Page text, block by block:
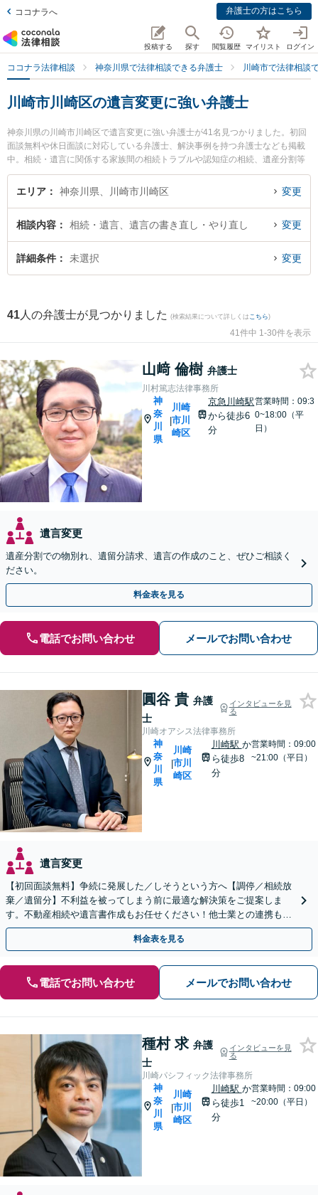
ココナラへ 弁護士の方はこちら
投稿する 探す 閲覧履歴 マイリスト ログイン
ココナラ法律相談 神奈川県で法律相談できる弁護士 川崎市で法律相談
川崎市川崎区の遺言変更に強い弁護士
神奈川県の川崎市川崎区で遺言変更に強い弁護士が41名見つかりました。初回
面談無料や休日面談に対応している弁護士、解決事例を持つ弁護士なども掲載
中。相続・遺言に関係する家族間の相続トラブルや認知症の相続、遺産分割等
の細かな分野での絞り込み検索もでき便利です。特に川村篤志法律事務所の山
﨑 倫樹弁護士や川崎オアシス法律事務所の圓谷 貴弁護士、川崎パシフィック法
すぐに弁護士に相談したい』『遺言変更のトラブル解決の実績豊富な近くの弁
護士を検索したい』『初回相談無料で遺言変更を法律相談できる川崎市川崎区
内の弁護士に相談予約したい』などでお困りの相談者さんにおすすめです。
エリア 神奈川県、川崎市川崎区 変更
相談内容 相続・遺言、遺言の書き直し・やり直し 変更
詳細条件 未選択 変更
41 人の弁護士が見つかりました (検索結果について詳しくは こちら)
41件中 1-30件を表示
山﨑 倫樹 弁護士
川村篤志法律事務所
神
奈
川
県
|
川崎
市川
崎区
京急川崎駅
から徒歩6
分
営業時間：09:3
0~18:00（平
日）
遺言変更
遺産分割での物別れ、遺留分請求、遺言の作成のこと、ぜひご相談く
ださい。
料金表を見る
電話でお問い合わせ メールでお問い合わせ
圓谷 貴 弁護
士
インタビューを見
る
川崎オアシス法律事務所
神
奈
川
県
|
川崎
市川
崎区
川崎駅 か
ら徒歩8
分
営業時間：09:00
~21:00（平日）
遺言変更
【初回面談無料】争続に発展した／しそうという方へ【調停／相続放
棄／遺留分】不利益を被ってしまう前に最適な解決策をご提案しま
す。不動産相続や遺言書作成もお任せください！他士業との連携も可
能
料金表を見る
電話でお問い合わせ メールでお問い合わせ
種村 求 弁護
士
インタビューを見
る
川崎パシフィック法律事務所
神
奈
川
県
|
川崎
市川
崎区
川崎駅 か
ら徒歩1
分
営業時間：09:00
~20:00（平日）